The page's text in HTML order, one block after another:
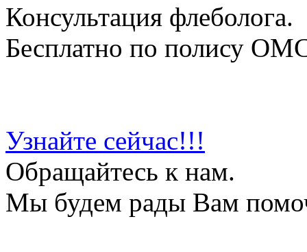
Консультация флеболога.
Бесплатно по полису
Узнайте сейчас!!!
Обращайтесь к нам.
Мы будем рады Вам